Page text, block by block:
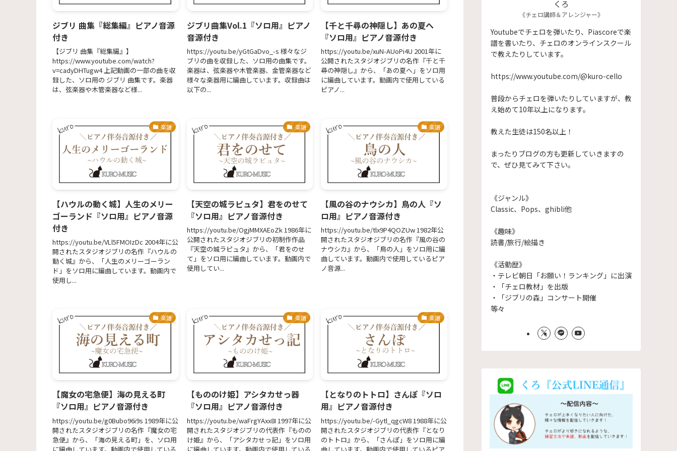
ジブリ 曲集『総集編』ピアノ音源
付き
【ジブリ 曲集『総集編』】
https://www.youtube.com/watch?
v=cadyDHTugw4 上記動画の一部の曲を収
録した、ソロ用の ジブリ 曲集です。楽器
は、弦楽器や木管楽器など様...
ジブリ曲集Vol.1『ソロ用』ピアノ
音源付き
https://youtu.be/yGtGaDvo_-s 様々なジ
ブリの曲を収録した、ソロ用の曲集です。
楽器は、弦楽器や木管楽器、金管楽器など
様々な楽器用に編曲しています。収録曲は
以下の...
【千と千尋の神隠し】あの夏へ
『ソロ用』ピアノ音源付き
https://youtu.be/xuN-AUoPi4U 2001年に
公開されたスタジオジブリの名作『千と千
尋の神隠し』から、「あの夏へ」をソロ用
に編曲しています。動画内で使用している
ピアノ...
楽譜
【ハウルの動く城】人生のメリー
ゴーランド『ソロ用』ピアノ音源
付き
https://youtu.be/VLl5FMOIzDc 2004年に公
開されたスタジオジブリの名作『ハウルの
動く城』から、「人生のメリーゴーラン
ド」をソロ用に編曲しています。動画内で
使用し...
楽譜
【天空の城ラピュタ】君をのせて
『ソロ用』ピアノ音源付き
https://youtu.be/OgjMMXAEoZk 1986年に
公開されたスタジオジブリの初制作作品
『天空の城ラピュタ』から、「君をのせ
て」をソロ用に編曲しています。動画内で
使用してい...
楽譜
【風の谷のナウシカ】鳥の人『ソ
ロ用』ピアノ音源付き
https://youtu.be/tlx9P4QOZUw 1982年公
開されたスタジオジブリの名作『風の谷の
ナウシカ』から、「鳥の人」をソロ用に編
曲しています。動画内で使用しているピア
ノ音源...
楽譜
【魔女の宅急便】海の見える町
『ソロ用』ピアノ音源付き
https://youtu.be/g0Bubo96i9s 1989年に公
開されたスタジオジブリの名作『魔女の宅
急便』から、「海の見える町」を、ソロ用
楽譜
【もののけ姫】アシタカせっ器
『ソロ用』ピアノ音源付き
https://youtu.be/waFrgYAxx8I 1997年に公
開されたスタジオジブリの代表作『ものの
け姫』から、「アシタカせっ記」をソロ用
楽譜
【となりのトトロ】さんぽ『ソロ
用』ピアノ音源付き
https://youtu.be/-Gytl_qgcW8 1988年に公
開されたスタジオジブリの代表作『となり
のトトロ』から、「さんぽ」をソロ用に編
くろ
《チェロ講師＆アレンジャー》
Youtubeでチェロを弾いたり、Piascoreで楽
譜を書いたり、チェロのオンラインスクール
で教えたりしています。
https://www.youtube.com/@kuro-cello
普段からチェロを弾いたりしていますが、教
え始めて10年以上になります。
​教えた生徒は150名以上！
まったりブログの方も更新していきますの
で、ぜひ見てみて下さい。
《ジャンル》
Classic、Pops、ghibli他
《趣味》
読書/旅行/絵描き
《活動歴》
・テレビ朝日「お願い！ランキング」に出演
・「チェロ教材」を出版
・「ジブリの森」コンサート開催
等々